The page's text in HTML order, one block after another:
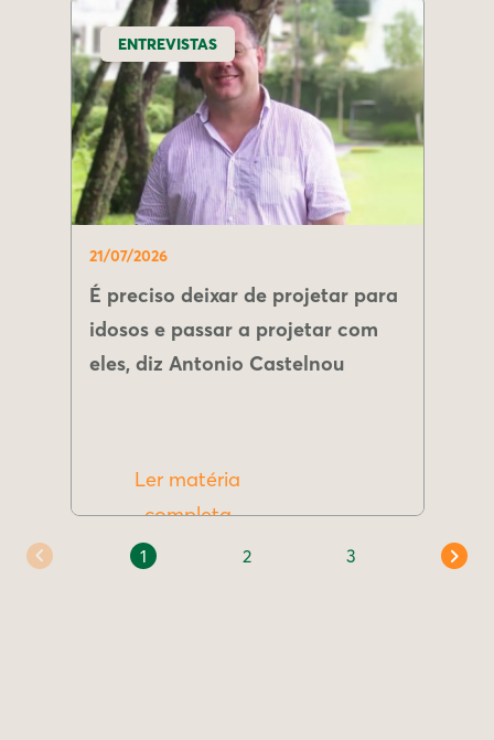
ENTREVISTAS
21/07/2026
É preciso deixar de projetar para
idosos e passar a projetar com
eles, diz Antonio Castelnou
Ler matéria
completa
1 2 3